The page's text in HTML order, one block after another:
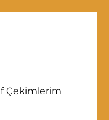
Çekimlerim